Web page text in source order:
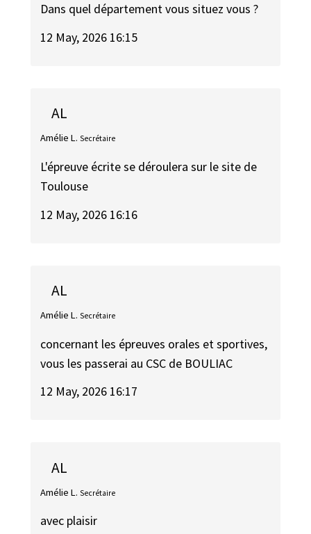
Dans quel département vous situez vous ?
12 May, 2026 16:15
AL
Amélie L. Secrétaire
L'épreuve écrite se déroulera sur le site de
Toulouse
12 May, 2026 16:16
AL
Amélie L. Secrétaire
concernant les épreuves orales et sportives,
vous les passerai au CSC de BOULIAC
12 May, 2026 16:17
AL
Amélie L. Secrétaire
avec plaisir